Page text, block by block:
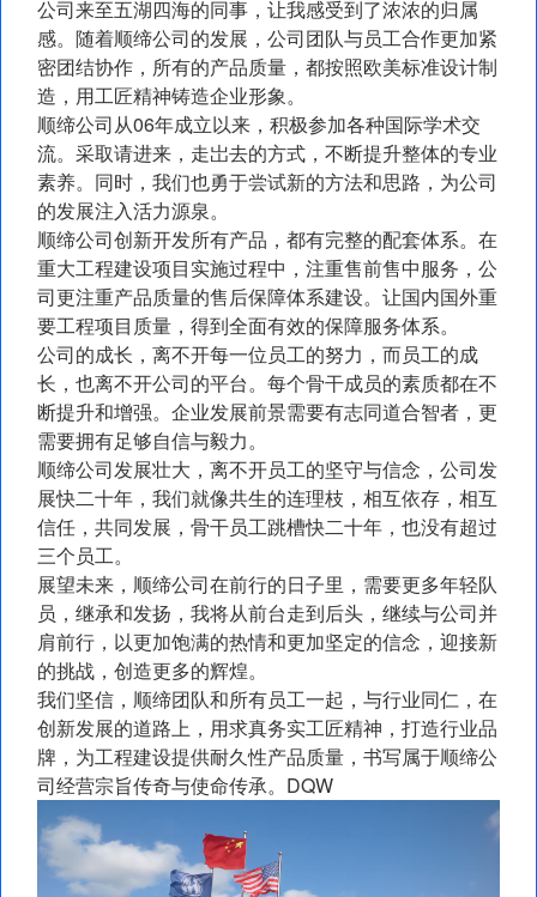
公司来至五湖四海的同事，让我感受到了浓浓的归属
感。随着顺缔公司的发展，公司团队与员工合作更加紧
密团结协作，所有的产品质量，都按照欧美标准设计制
造，用工匠精神铸造企业形象。
顺缔公司从06年成立以来，积极参加各种国际学术交
流。采取请进来，走岀去的方式，不断提升整体的专业
素养。同时，我们也勇于尝试新的方法和思路，为公司
的发展注入活力源泉。
顺缔公司创新开发所有产品，都有完整的配套体系。在
重大工程建设项目实施过程中，注重售前售中服务，公
司更注重产品质量的售后保障体系建设。让国内国外重
要工程项目质量，得到全面有效的保障服务体系。
公司的成长，离不开每一位员工的努力，而员工的成
长，也离不开公司的平台。每个骨干成员的素质都在不
断提升和增强。企业发展前景需要有志同道合智者，更
需要拥有足够自信与毅力。
顺缔公司发展壮大，离不开员工的坚守与信念，公司发
展快二十年，我们就像共生的连理枝，相互依存，相互
信任，共同发展，骨干员工跳槽快二十年，也没有超过
三个员工。
展望未来，顺缔公司在前行的日子里，需要更多年轻队
员，继承和发扬，我将从前台走到后头，继续与公司并
肩前行，以更加饱满的热情和更加坚定的信念，迎接新
的挑战，创造更多的辉煌。
我们坚信，顺缔团队和所有员工一起，与行业同仁，在
创新发展的道路上，用求真务实工匠精神，打造行业品
牌，为工程建设提供耐久性产品质量，书写属于顺缔公
司经营宗旨传奇与使命传承。DQW